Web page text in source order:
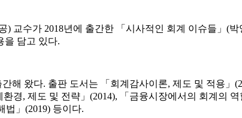
) 교수가 2018년에 출간한 「시사적인 회계 이슈들」 (박
을 담고 있다.
간해 왔다. 출판 도서는 「회계감사이론, 제도 및 적용」
경, 제도 및 전략」(2014), 「금융시장에서의 회계의
법」(2019) 등이다.